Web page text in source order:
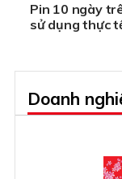
Pin 10 ngày
sử dụng thực
Doanh